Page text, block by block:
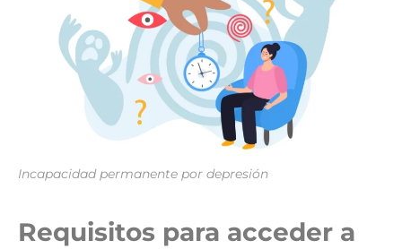
Incapacidad permanente por depresión
Requisitos para acceder a